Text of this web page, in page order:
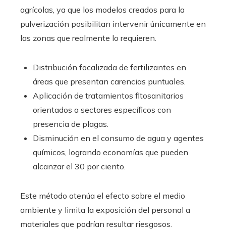
agrícolas, ya que los modelos creados para la
pulverización posibilitan intervenir únicamente en
las zonas que realmente lo requieren.
Distribución focalizada de fertilizantes en
áreas que presentan carencias puntuales.
Aplicación de tratamientos fitosanitarios
orientados a sectores específicos con
presencia de plagas.
Disminución en el consumo de agua y agentes
químicos, logrando economías que pueden
alcanzar el 30 por ciento.
Este método atenúa el efecto sobre el medio
ambiente y limita la exposición del personal a
materiales que podrían resultar riesgosos.